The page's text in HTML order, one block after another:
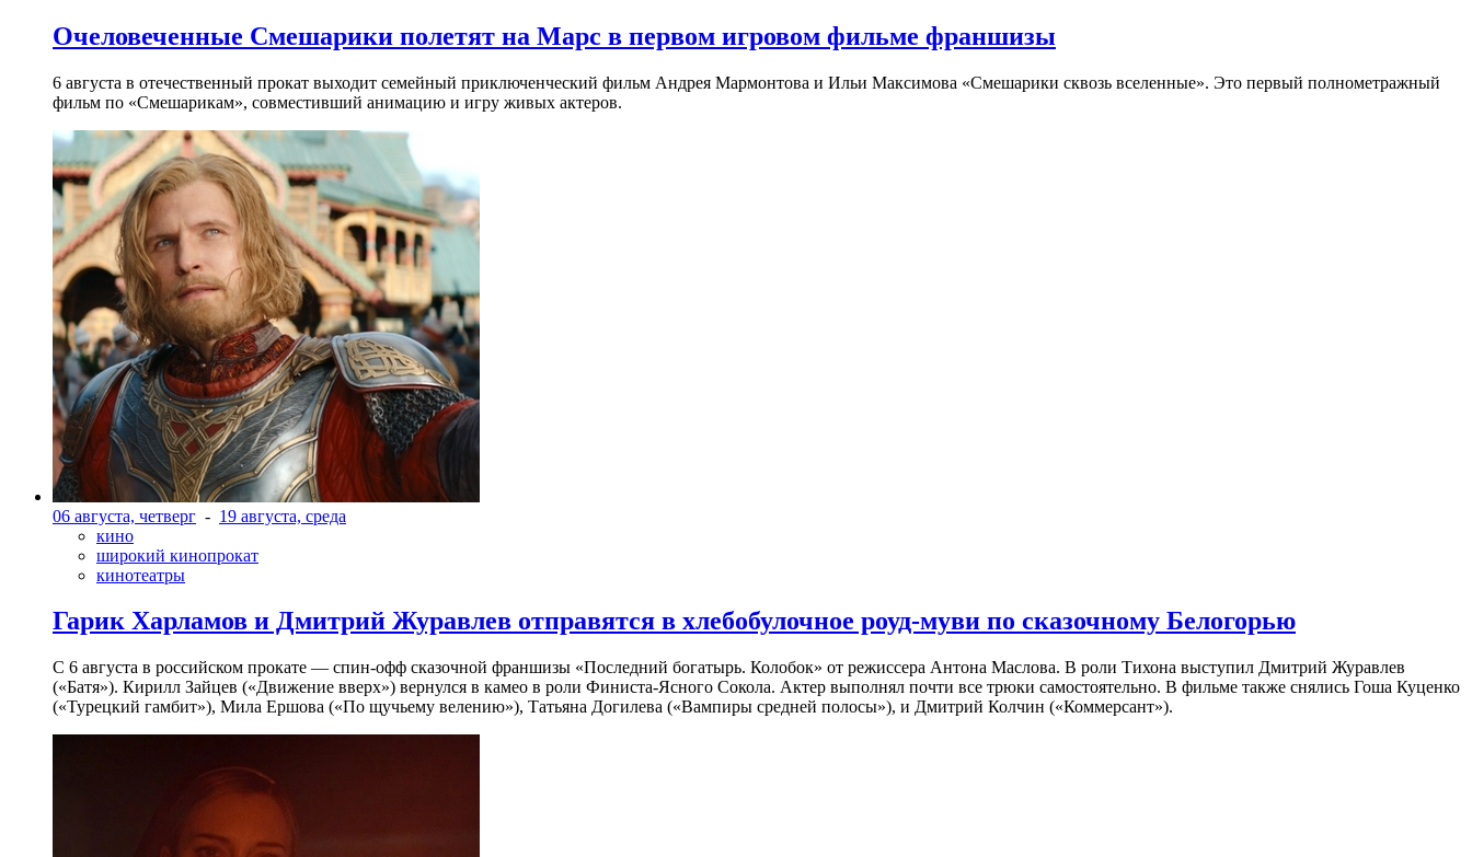
Очеловеченные Смешарики полетят на Марс в первом игровом фильме франшизы
6 августа в отечественный прокат выходит семейный приключенческий фильм Андрея Мармонтова и Ильи Максимова «Смешарики сквозь вселенные». Это первый полнометражный
фильм по «Смешарикам», совместивший анимацию и игру живых актеров.
06 августа, четверг - 19 августа, среда
кино
широкий кинопрокат
кинотеатры
Гарик Харламов и Дмитрий Журавлев отправятся в хлебобулочное роуд-муви по сказочному Белогорью
С 6 августа в российском прокате — спин-офф сказочной франшизы «Последний богатырь. Колобок» от режиссера Антона Маслова. В роли Тихона выступил Дмитрий Журавлев
(«Батя»). Кирилл Зайцев («Движение вверх») вернулся в камео в роли Финиста-Ясного Сокола. Актер выполнял почти все трюки самостоятельно. В фильме также снялись Гоша Куценко
(«Турецкий гамбит»), Мила Ершова («По щучьему велению»), Татьяна Догилева («Вампиры средней полосы»), и Дмитрий Колчин («Коммерсант»).